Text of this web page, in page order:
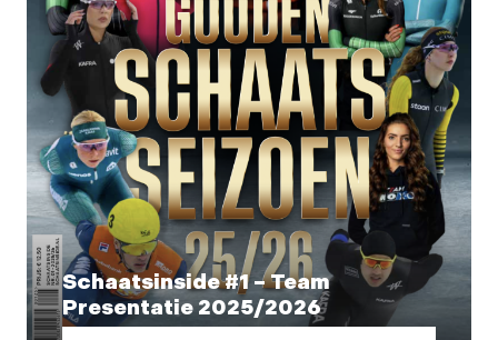
Schaatsinside #1 – Team
Presentatie 2025/2026